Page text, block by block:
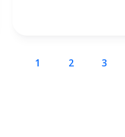
1 2 3